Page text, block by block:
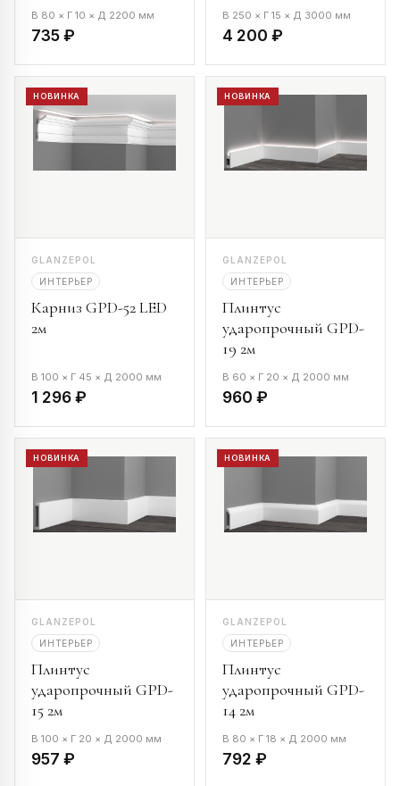
В 80 × Г 10 × Д 2200 мм
735 ₽
В 250 × Г 15 × Д 3000 мм
4 200 ₽
НОВИНКА
GLANZEPOL
ИНТЕРЬЕР
Карниз GPD-52 LED
2м
В 100 × Г 45 × Д 2000 мм
1 296 ₽
НОВИНКА
GLANZEPOL
ИНТЕРЬЕР
Плинтус
ударопрочный GPD-
19 2м
В 60 × Г 20 × Д 2000 мм
960 ₽
НОВИНКА
GLANZEPOL
ИНТЕРЬЕР
Плинтус
ударопрочный GPD-
15 2м
В 100 × Г 20 × Д 2000 мм
957 ₽
НОВИНКА
GLANZEPOL
ИНТЕРЬЕР
Плинтус
ударопрочный GPD-
14 2м
В 80 × Г 18 × Д 2000 мм
792 ₽